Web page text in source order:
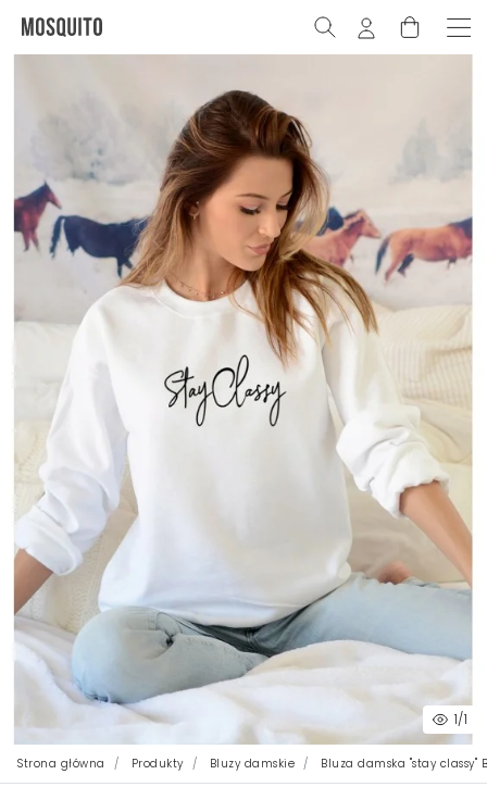
1/1
Strona główna Produkty Bluzy damskie Bluza damska "stay classy"